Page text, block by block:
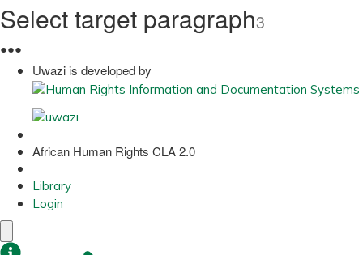
Select target paragraph3
●●●
Uwazi is developed by
African Human Rights CLA 2.0
Library
Login